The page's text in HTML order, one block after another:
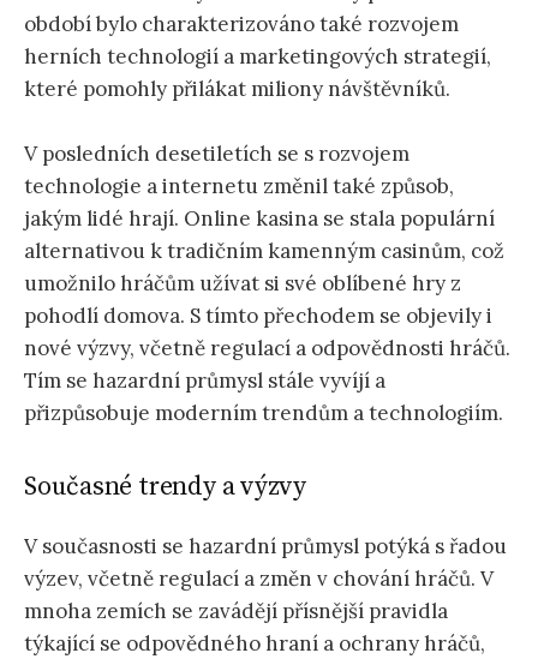
období bylo charakterizováno také rozvojem
herních technologií a marketingových strategií,
které pomohly přilákat miliony návštěvníků.
V posledních desetiletích se s rozvojem
technologie a internetu změnil také způsob,
jakým lidé hrají. Online kasina se stala populární
alternativou k tradičním kamenným casinům, což
umožnilo hráčům užívat si své oblíbené hry z
pohodlí domova. S tímto přechodem se objevily i
nové výzvy, včetně regulací a odpovědnosti hráčů.
Tím se hazardní průmysl stále vyvíjí a
přizpůsobuje moderním trendům a technologiím.
Současné trendy a výzvy
V současnosti se hazardní průmysl potýká s řadou
výzev, včetně regulací a změn v chování hráčů. V
mnoha zemích se zavádějí přísnější pravidla
týkající se odpovědného hraní a ochrany hráčů,